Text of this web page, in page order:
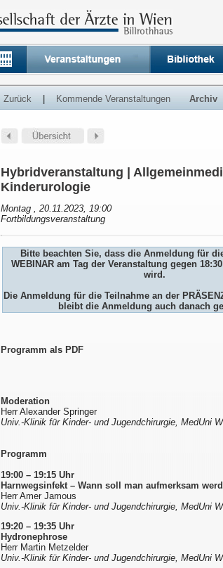
Zurück Kommende Veranstaltungen Archiv
Hybridveranstaltung |
Kinderurologie
Montag , 20.11.2023, 19:00
Fortbildungsveranstaltung
Bitte beachten Sie, dass die Anmeldung für
WEBINAR am Tag der Veranstaltung gegen
wird.
Die Anmeldung für die Teilnahme an der
bleibt die Anmeldung auch danach
Programm als PDF
Moderation
Herr Alexander Springer
Univ.-Klinik für Kinder- und Jugendchirurgie, MedUni
Programm
19:00 – 19:15 Uhr
Harnwegsinfekt – Wann soll man aufmerksam
Herr Amer Jamous
Univ.-Klinik für Kinder- und Jugendchirurgie, MedUni
19:20 – 19:35 Uhr
Hydronephrose
Herr Martin Metzelder
Univ.-Klinik für Kinder- und Jugendchirurgie, MedUni